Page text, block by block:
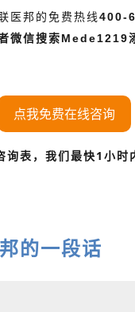
医邦的免费热线400-
微信搜索Mede1219
点我免费在线咨询
询表，我们最快1小时
的一段话